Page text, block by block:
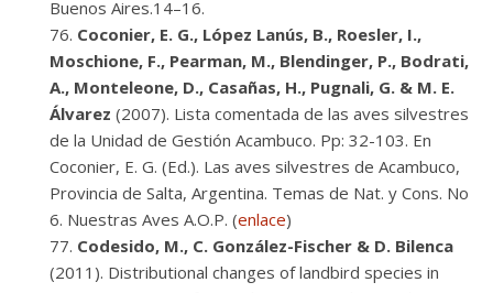
Buenos Aires.14–16.
Coconier, E. G., López Lanús, B., Roesler, I.,
Moschione, F., Pearman, M., Blendinger, P., Bodrati,
A., Monteleone, D., Casañas, H., Pugnali, G. & M. E.
Álvarez (2007). Lista comentada de las aves silvestres
de la Unidad de Gestión Acambuco. Pp: 32-103. En
Coconier, E. G. (Ed.). Las aves silvestres de Acambuco,
Provincia de Salta, Argentina. Temas de Nat. y Cons. No
6. Nuestras Aves A.O.P. (enlace)
Codesido, M., C. González-Fischer & D. Bilenca
(2011). Distributional changes of landbird species in